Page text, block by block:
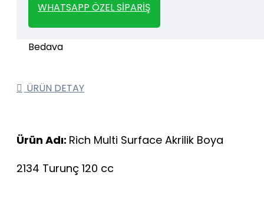
WHATSAPP ÖZEL SIPARIŞ
ÜRÜN DETAY
Ürün Adı: Rich Multi Surface Akrilik Boya
2134 Turunç 120 cc